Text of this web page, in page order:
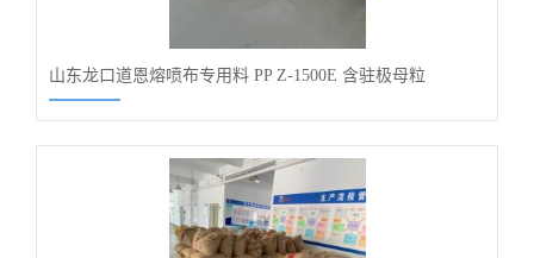
山东龙口道恩熔喷布专用料 PP Z-1500E 含驻极母粒